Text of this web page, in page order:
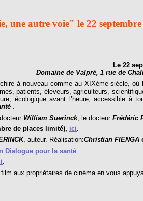
une autre voie" le 22
Le 22
Domaine de Valpré, 1 rue de
à nouveau comme au XIXème siècle, où
patients, éleveurs, agriculteurs,
écologique avant l’heure, accessible à
William Suerinck, le docteur Frédéric
de places limité), ici.
, auteur. Réalisation:Christian FIENGA
Dialogue pour la santé
.
aux propriétaires de cinéma en vous